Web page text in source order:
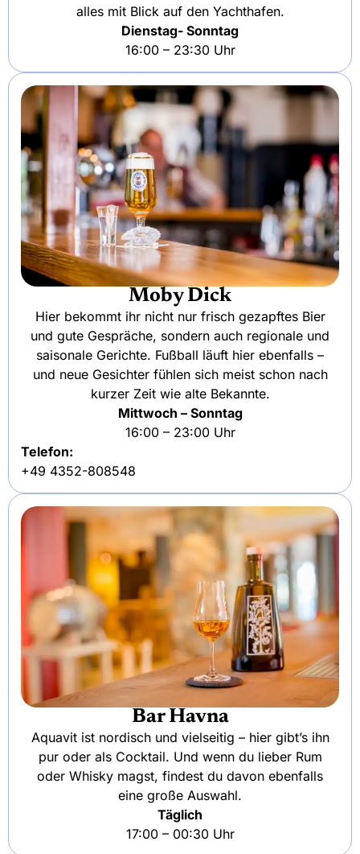
alles mit Blick auf den Yachthafen.
Dienstag- Sonntag
16:00 – 23:30 Uhr
Moby Dick
Hier bekommt ihr nicht nur frisch gezapftes Bier
und gute Gespräche, sondern auch regionale und
saisonale Gerichte. Fußball läuft hier ebenfalls –
und neue Gesichter fühlen sich meist schon nach
kurzer Zeit wie alte Bekannte.
Mittwoch – Sonntag
16:00 – 23:00 Uhr
Telefon:
+49 4352-808548
Bar Havna
Aquavit ist nordisch und vielseitig – hier gibt’s ihn
pur oder als Cocktail. Und wenn du lieber Rum
oder Whisky magst, findest du davon ebenfalls
eine große Auswahl.
Täglich
17:00 – 00:30 Uhr